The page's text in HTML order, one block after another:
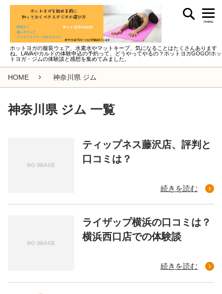
ホットヨガの服装ウェア、水素水やマットキープ、気になることはたくさんあります
ね。LAVAやカルドの体験申込の予約って、どうやってやるの？ホットヨガGOGO!ホッ
トヨガ・ジムの体験談と感想を集めてみました。
menu
HOME 神奈川県 ジム
神奈川県 ジム 一覧
ティップネス藤沢店、評判と
口コミは？
続きを読む
ライザップ横浜の口コミは？
横浜西口店での体験談
続きを読む